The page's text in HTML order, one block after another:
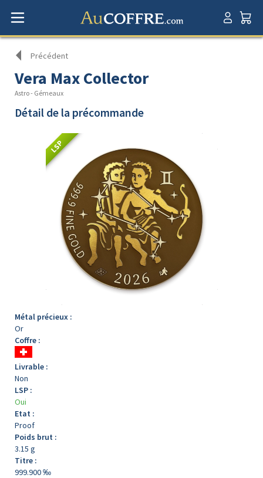
Précédent
Vera Max Collector
Astro - Gémeaux
Détail de la précommande
LSP
Métal précieux :
Or
Coffre :
Livrable :
Non
LSP :
Oui
Etat :
Proof
Poids brut :
3.15 g
Titre :
999.900 ‰